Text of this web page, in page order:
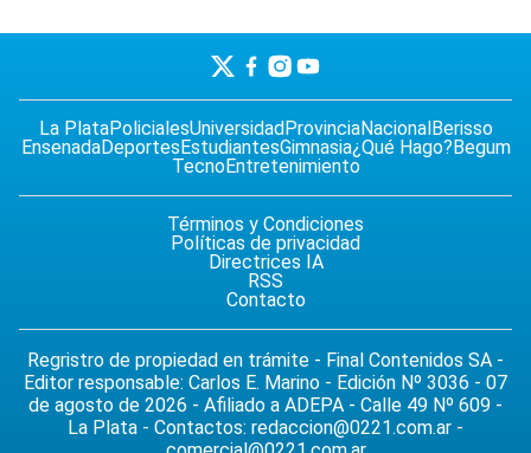
La PlataPolicialesUniversidadProvinciaNacionalBerisso
EnsenadaDeportesEstudiantesGimnasia¿Qué Hago?Begum
TecnoEntretenimiento
Términos y Condiciones
Políticas de privacidad
Directrices IA
RSS
Contacto
Regristro de propiedad en trámite - Final Contenidos SA -
Editor responsable: Carlos E. Marino - Edición Nº 3036 - 07
de agosto de 2026 - Afiliado a ADEPA - Calle 49 Nº 609 -
La Plata - Contactos: redaccion@0221.com.ar -